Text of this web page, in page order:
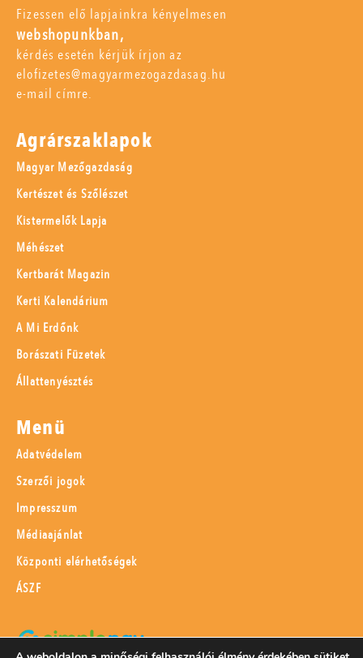
Fizessen elő lapjainkra kényelmesen
webshopunkban,
kérdés esetén kérjük írjon az
elofizetes@magyarmezogazdasag.hu
e-mail címre.
Agrárszaklapok
Magyar Mezőgazdaság
Kertészet és Szőlészet
Kistermelők Lapja
Méhészet
Kertbarát Magazin
Kerti Kalendárium
A Mi Erdőnk
Borászati Füzetek
Állattenyésztés
Menü
Adatvédelem
Szerzői jogok
Impresszum
Médiaajánlat
Központi elérhetőségek
ÁSZF